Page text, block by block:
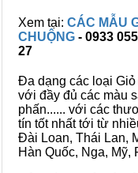
Xem tại: CÁC MẪU
CHUỘNG - 0933
27
Đa dạng các loại
với đầy đủ các màu
phấn...... với các
tín tốt nhất tới từ
Đài Loan, Thái Lan,
Hàn Quốc, Nga, Mỹ,